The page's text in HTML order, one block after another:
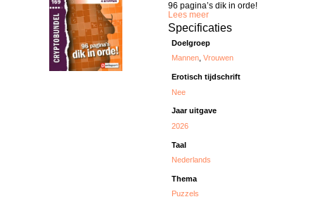
96 pagina’s dik in orde!
Lees meer
Specificaties
Doelgroep
Mannen,Vrouwen
Erotisch tijdschrift
Nee
Jaar uitgave
2026
Taal
Nederlands
Thema
Puzzels